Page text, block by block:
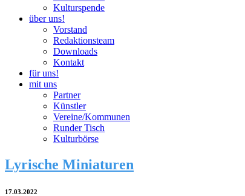
Kulturspende
über uns!
Vorstand
Redaktionsteam
Downloads
Kontakt
für uns!
mit uns
Partner
Künstler
Vereine/Kommunen
Runder Tisch
Kulturbörse
Lyrische Miniaturen
17.03.2022